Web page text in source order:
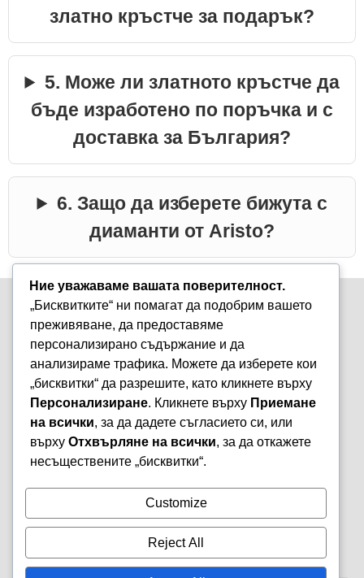
златно кръстче за подарък?
5. Може ли златното кръстче да
бъде изработено по поръчка и с
доставка за България?
6. Защо да изберете бижута с
диаманти от Aristo?
Варна, бул. „Княз Борис I-ви“ 47
+359 899 980 729
aristostore@abv.bg
Информация
Контакти
Политика за
Условия за използване
Гарационни условия
Моят профил
Профил
Поръчки
Любими
Ние уважаваме вашата поверителност.
„Бисквитките“ ни помагат да подобрим вашето
преживяване, да предоставяме
персонализирано съдържание и да
анализираме трафика. Можете да изберете кои
„бисквитки“ да разрешите, като кликнете върху
Персонализиране. Кликнете върху Приемане
на всички, за да дадете съгласието си, или
върху Отхвърляне на всички, за да откажете
несъществените „бисквитки“.
Customize
Reject All